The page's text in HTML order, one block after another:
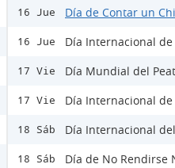
16 Jue Día de Contar un
16 Jue Día Internacional
17 Vie Día Mundial del
17 Vie Día Internacional
18 Sáb Día Internacional
18 Sáb Día de No Rendirse